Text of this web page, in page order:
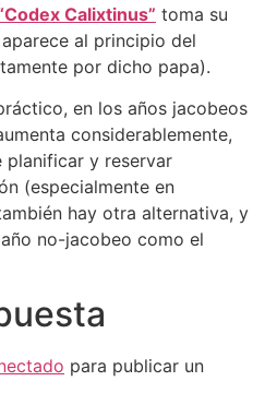
Calixtinus” toma su
al principio del
por dicho papa).
en los años jacobeos
considerablemente,
planificar y reservar
(especialmente en
hay otra alternativa, y
no-jacobeo como el
para publicar un